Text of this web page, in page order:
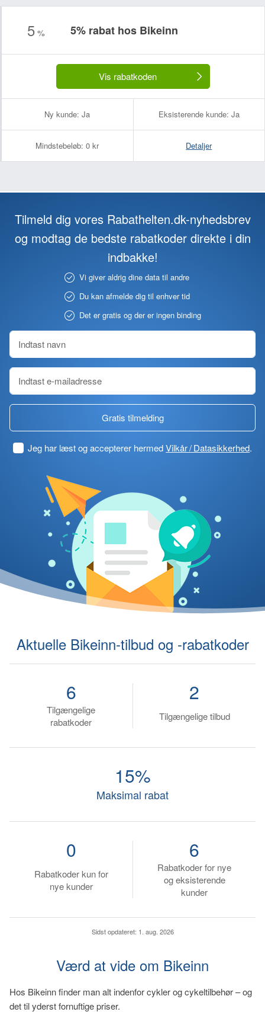
5% 5% rabat hos Bikeinn
Vis rabatkoden
Ny kunde: Ja Eksisterende kunde: Ja
Mindstebeløb: 0 kr Detaljer
Tilmeld dig vores Rabathelten.dk-nyhedsbrev
og modtag de bedste rabatkoder direkte i din
indbakke!
Vi giver aldrig dine data til andre
Du kan afmelde dig til enhver tid
Det er gratis og der er ingen binding
Gratis tilmelding
Jeg har læst og accepterer hermedVilkår / Datasikkerhed.
Aktuelle Bikeinn-tilbud og -rabatkoder
Tilgængelige
rabatkoder
6
Tilgængelige tilbud
2
Maksimal rabat
15%
Rabatkoder kun for
nye kunder
0
Rabatkoder for nye
og eksisterende
kunder
6
Sidst opdateret: 1. aug. 2026
Værd at vide om Bikeinn
Hos Bikeinn finder man alt indenfor cykler og cykeltilbehør – og
det til yderst fornuftige priser.